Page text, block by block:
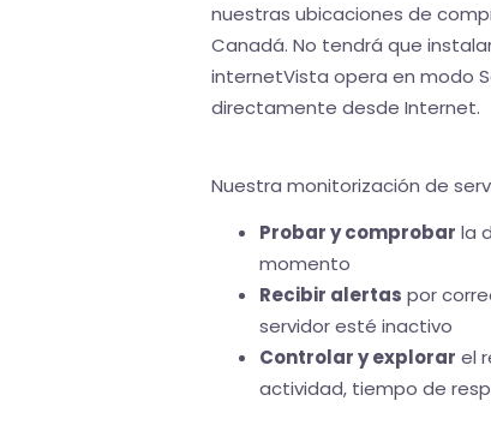
nuestras ubicaciones de
Canadá. No tendrá que
internetVista opera en modo
directamente desde Internet.
Nuestra monitorización de
Probar y comprobar la
momento
Recibir alertas por
servidor esté inactivo
Controlar y explorar el
actividad, tiempo de